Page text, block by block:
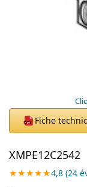
PDF Fiche
XMPE12C2542
★★★★★4,8 (24